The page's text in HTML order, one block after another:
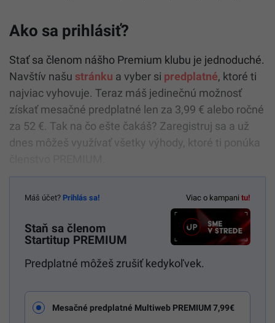
Ako sa prihlásiť?
Stať sa členom nášho Premium klubu je jednoduché.
Navštív našu stránku a vyber si predplatné, ktoré ti
najviac vyhovuje. Teraz máš jedinečnú možnosť
získať mesačné predplatné len za 3,99 € alebo ročné
za 52 €. Tak na čo ešte čakáš? Zaregistruj sa a už
dnes môžeš využívať všetky výhody, ktoré ti ponúka
Viac o kampani tu!
Máš účet? Prihlás sa!
Staň sa členom
Startitup PREMIUM
Predplatné môžeš zrušiť kedykoľvek.
Mesačné predplatné Multiweb PREMIUM 7,99€